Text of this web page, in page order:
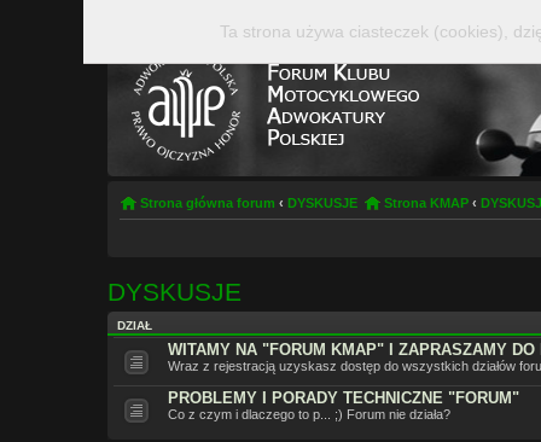
Strona główna forum ‹ DYSKUSJE Strona KMAP ‹
DYSKUSJE
DZIAŁ
WITAMY NA "FORUM KMAP" I ZAPRASZAMY DO
Wraz z rejestracją uzyskasz dostęp do wszystkich działów
PROBLEMY I PORADY TECHNICZNE "FORUM"
Co z czym i dlaczego to p... ;) Forum nie działa?
Ta strona używa ciasteczek (cookies),